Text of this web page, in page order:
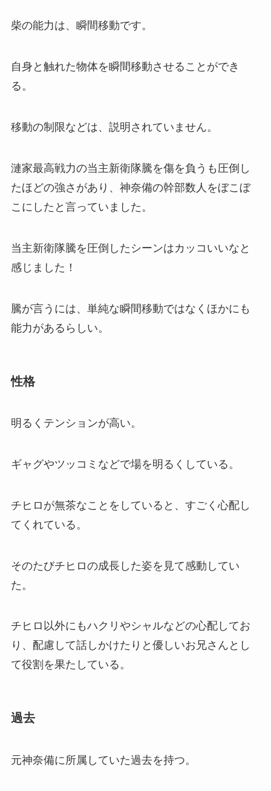
柴の能力は、瞬間移動です。
自身と触れた物体を瞬間移動させることができ
る。
移動の制限などは、説明されていません。
漣家最高戦力の当主新衛隊騰を傷を負うも圧倒し
たほどの強さがあり、神奈備の幹部数人をぼこぼ
こにしたと言っていました。
当主新衛隊騰を圧倒したシーンはカッコいいなと
感じました！
騰が言うには、単純な瞬間移動ではなくほかにも
能力があるらしい。
性格
明るくテンションが高い。
ギャグやツッコミなどで場を明るくしている。
チヒロが無茶なことをしていると、すごく心配し
てくれている。
そのたびチヒロの成長した姿を見て感動してい
た。
チヒロ以外にもハクリやシャルなどの心配してお
り、配慮して話しかけたりと優しいお兄さんとし
て役割を果たしている。
過去
元神奈備に所属していた過去を持つ。